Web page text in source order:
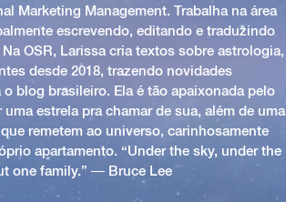
Marketing Management. Trabalha na área
escrevendo, editando e traduzindo
OSR, Larissa cria textos sobre astrologia,
desde 2018, trazendo novidades
o blog brasileiro. Ela é tão apaixonada pelo
estrela pra chamar de sua, além de uma
remetem ao universo, carinhosamente
apartamento. “Under the sky, under the
one family.” ― Bruce Lee